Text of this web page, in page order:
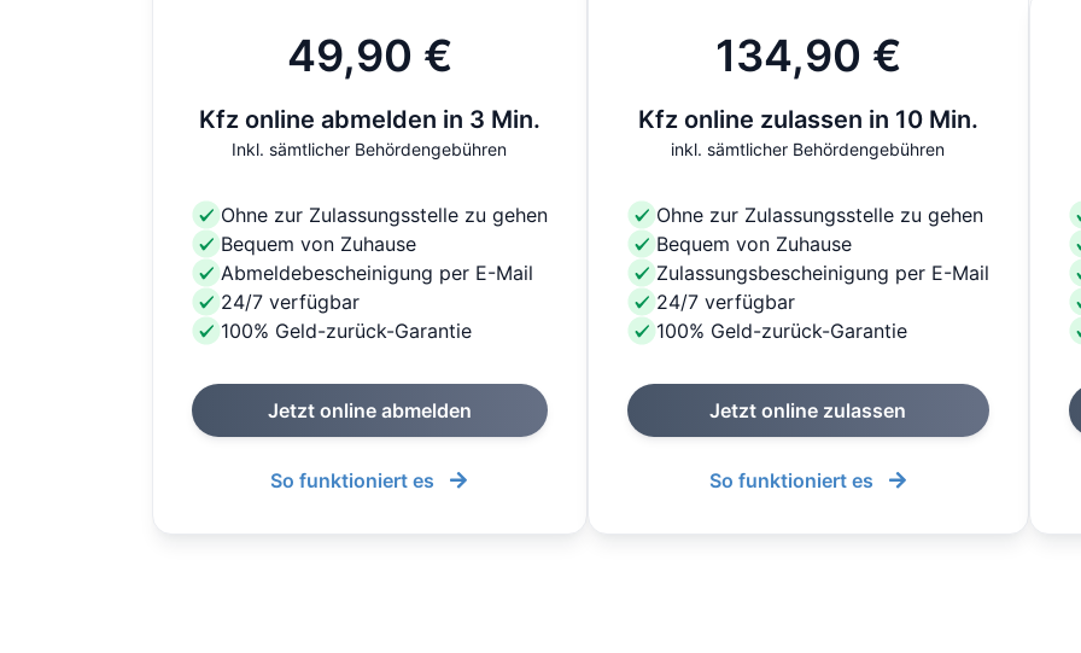
49,90 €
Kfz online abmelden in 3 Min.
Inkl. sämtlicher Behördengebühren
Ohne zur Zulassungsstelle zu gehen
Bequem von Zuhause
Abmeldebescheinigung per E-Mail
24/7 verfügbar
100% Geld-zurück-Garantie
Jetzt online abmelden
So funktioniert es
134,90 €
Kfz online zulassen in 10 Min.
inkl. sämtlicher Behördengebühren
Ohne zur Zulassungsstelle zu gehen
Bequem von Zuhause
Zulassungsbescheinigung per E-Mail
24/7 verfügbar
100% Geld-zurück-Garantie
Jetzt online zulassen
So funktioniert es